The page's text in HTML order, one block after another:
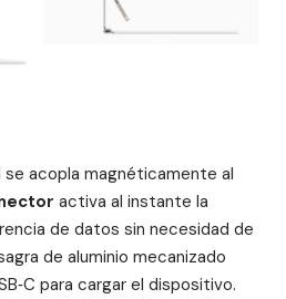
se acopla magnéticamente al
activa al instante la
de datos sin necesidad de
de aluminio mecanizado
para cargar el dispositivo.